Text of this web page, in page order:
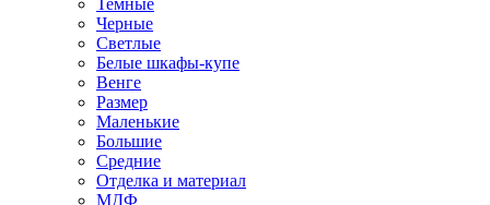
Темные
Черные
Светлые
Белые шкафы-купе
Венге
Размер
Маленькие
Большие
Средние
Отделка и материал
МДФ